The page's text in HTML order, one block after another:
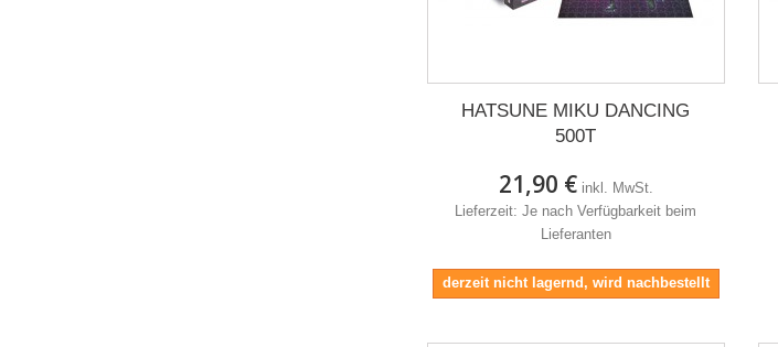
HATSUNE MIKU DANCING
500T
21,90 € inkl. MwSt.
Lieferzeit: Je nach Verfügbarkeit beim
Lieferanten
derzeit nicht lagernd, wird nachbestellt